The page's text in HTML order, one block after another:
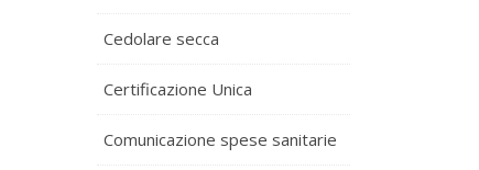
Cedolare secca
Certificazione Unica
Comunicazione spese sanitarie